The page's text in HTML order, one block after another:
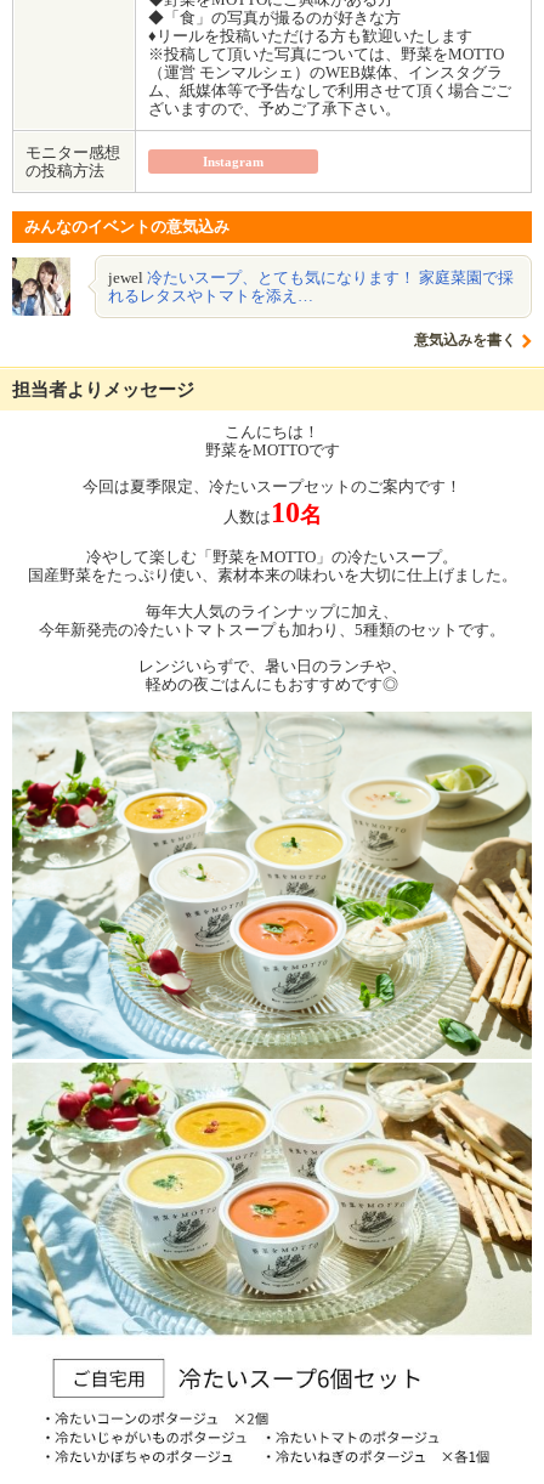
◆「食」の写真が撮るのが好きな方
♦リールを投稿いただける方も歓迎いたします
※投稿して頂いた写真については、野菜をMOTTO
（運営 モンマルシェ）のWEB媒体、インスタグラ
ム、紙媒体等で予告なしで利用させて頂く場合ごご
ざいますので、予めご了承下さい。
モニター感想
の投稿方法
Instagram
みんなのイベントの意気込み
jewel 冷たいスープ、とても気になります！ 家庭菜園で採
れるレタスやトマトを添え…
意気込みを書く
担当者よりメッセージ
こんにちは！
野菜をMOTTOです
今回は夏季限定、冷たいスープセットのご案内です！
人数は 10名
冷やして楽しむ「野菜をMOTTO」の冷たいスープ。
国産野菜をたっぷり使い、素材本来の味わいを大切に仕上げました。
毎年大人気のラインナップに加え、
今年新発売の冷たいトマトスープも加わり、5種類のセットです。
レンジいらずで、暑い日のランチや、
軽めの夜ごはんにもおすすめです◎